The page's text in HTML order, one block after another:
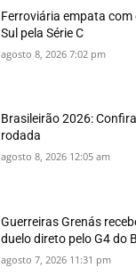
Ferroviária empata com
Sul pela Série C
agosto 8, 2026 7:02 pm
Brasileirão 2026:
rodada
agosto 8, 2026 12:05 am
Guerreiras Grenás
duelo direto pelo G4 do
agosto 7, 2026 11:31 pm